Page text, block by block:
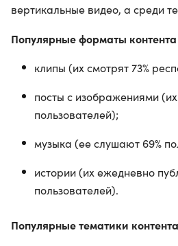
вертикальные видео, а среди
Популярные форматы контента
клипы (их смотрят 73%
посты с изображениями (их
пользователей);
музыка (ее слушают 69%
истории (их ежедневно
пользователей).
Популярные тематики